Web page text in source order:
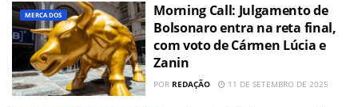
MERCADOS
Morning Call: Julgamento de
Bolsonaro entra na reta final,
com voto de Cármen Lúcia e
Zanin
POR REDAÇÃO 11 DE SETEMBRO DE 2025